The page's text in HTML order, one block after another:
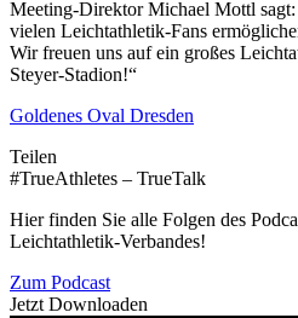
Meeting-Direktor Michael Mottl
vielen Leichtathletik-Fans
Wir freuen uns auf ein großes
Steyer-Stadion!“
Goldenes Oval Dresden
Teilen
#TrueAthletes – TrueTalk
Hier finden Sie alle Folgen des
Leichtathletik-Verbandes!
Zum Podcast
Jetzt Downloaden